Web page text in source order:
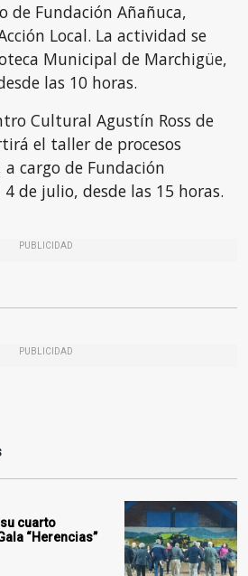
de Fundación Añañuca,
Local. La actividad se
Municipal de Marchigüe,
las 10 horas.
Cultural Agustín Ross de
el taller de procesos
cargo de Fundación
de julio, desde las 15 horas.
PUBLICIDAD
PUBLICIDAD
cuarto
“Herencias”